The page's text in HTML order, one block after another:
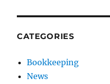
CATEGORIES
Bookkeeping
News